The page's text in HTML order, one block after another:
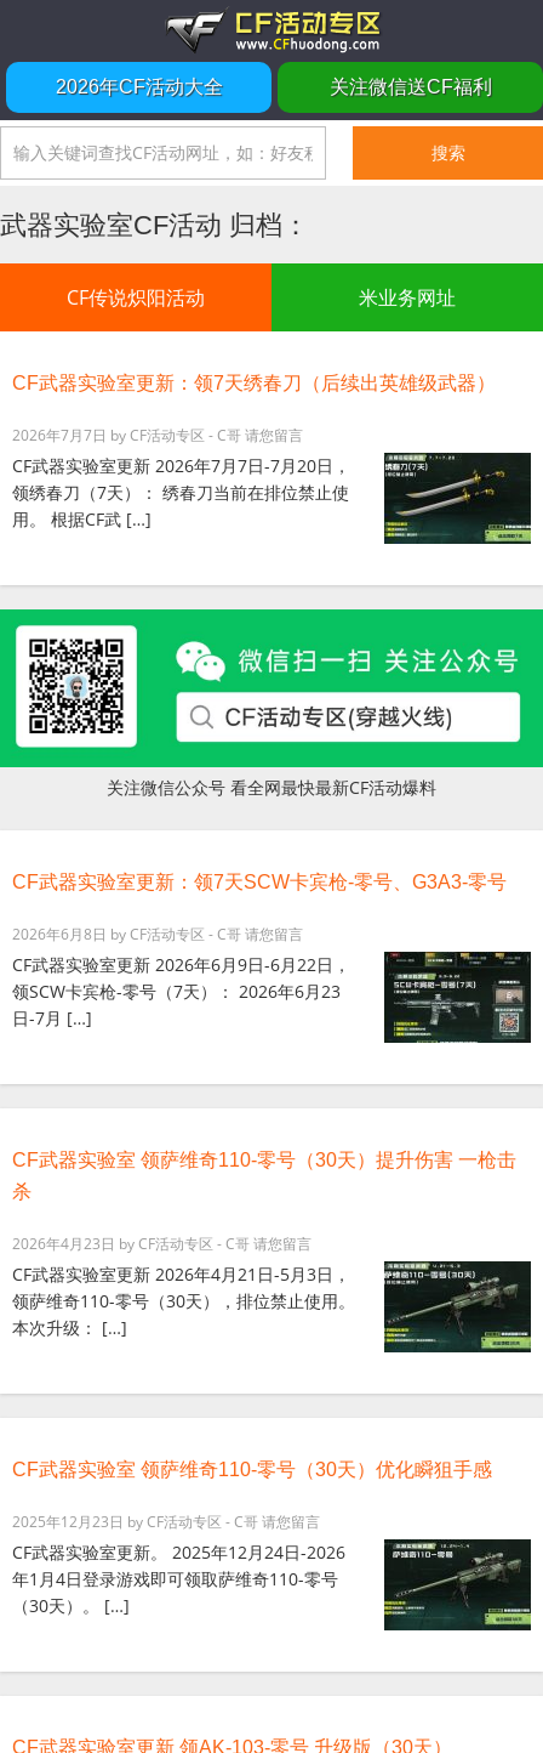
2026年CF活动大全 关注微信送CF福利
武器实验室CF活动 归档：
CF传说炽阳活动 米业务网址
CF武器实验室更新：领7天绣春刀（后续出英雄级武器）
2026年7月7日 byCF活动专区 - C哥请您留言
CF武器实验室更新 2026年7月7日-7月20日，
领绣春刀（7天）： 绣春刀当前在排位禁止使
用。 根据CF武 […]
关注微信公众号 看全网最快最新CF活动爆料
CF武器实验室更新：领7天SCW卡宾枪-零号、G3A3-零号
2026年6月8日 byCF活动专区 - C哥请您留言
CF武器实验室更新 2026年6月9日-6月22日，
领SCW卡宾枪-零号（7天）： 2026年6月23
日-7月 […]
CF武器实验室 领萨维奇110-零号（30天）提升伤害 一枪击
杀
2026年4月23日 byCF活动专区 - C哥请您留言
CF武器实验室更新 2026年4月21日-5月3日，
领萨维奇110-零号（30天），排位禁止使用。
本次升级： […]
CF武器实验室 领萨维奇110-零号（30天）优化瞬狙手感
2025年12月23日 byCF活动专区 - C哥请您留言
CF武器实验室更新。 2025年12月24日-2026
年1月4日登录游戏即可领取萨维奇110-零号
（30天）。 […]
CF武器实验室更新 领AK-103-零号 升级版（30天）